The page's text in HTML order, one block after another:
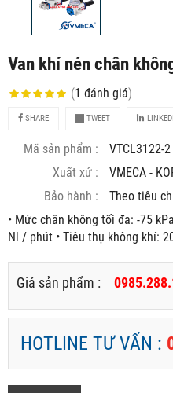
Van khí nén chân
(1 đánh giá)
SHARE TWEET
Mã sản phẩm :
VTCL3122-2
Xuất xứ :
VMECA -
Bảo hành :
Theo tiêu
• Mức chân không tối đa: -75
Nl / phút • Tiêu thụ không khí:
Giá sản phẩm :
HOTLINE TƯ VẤN :